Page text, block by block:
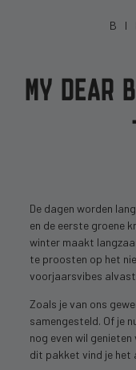
MY DEAR
De dagen worden
en de eerste groene
winter maakt
te proosten op het
voorjaarsvibes alvast
Zoals je van ons
samengesteld. Of je
nog even wil
dit pakket vind je het